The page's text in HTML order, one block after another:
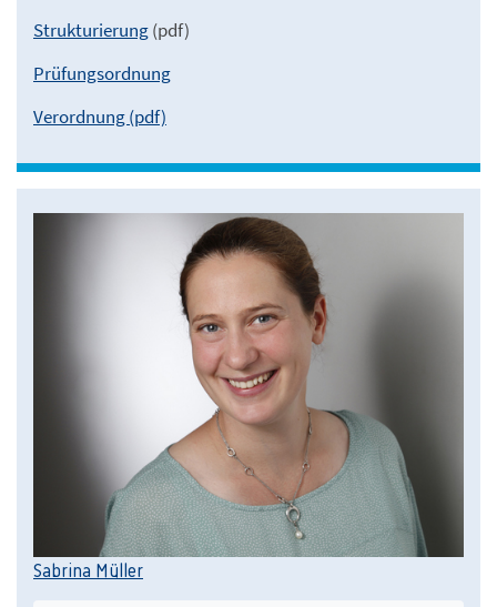
Strukturierung(pdf)
Prüfungsordnung
Verordnung (pdf)
Sabrina Müller